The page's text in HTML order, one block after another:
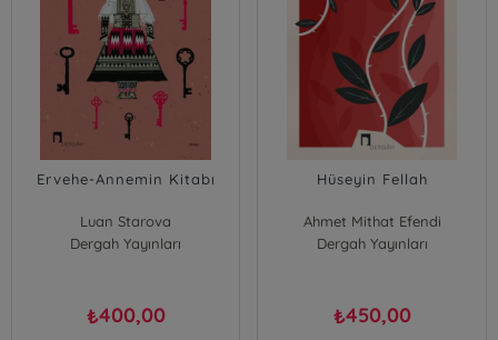
Ervehe-Annemin Kitabı
Luan Starova
Dergah Yayınları
₺400,00
Hüseyin Fellah
Ahmet Mithat Efendi
Dergah Yayınları
₺450,00